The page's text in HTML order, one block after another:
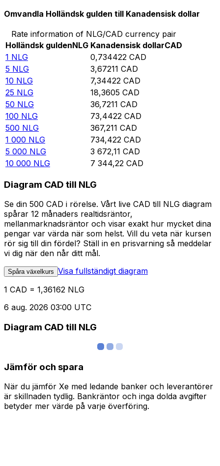
Omvandla Holländsk gulden till Kanadensisk dollar
Rate information of NLG/CAD currency pair
Holländsk guldenNLG Kanadensisk dollarCAD
1 NLG 0,734422 CAD
5 NLG 3,67211 CAD
10 NLG 7,34422 CAD
25 NLG 18,3605 CAD
50 NLG 36,7211 CAD
100 NLG 73,4422 CAD
500 NLG 367,211 CAD
1 000 NLG 734,422 CAD
5 000 NLG 3 672,11 CAD
10 000 NLG 7 344,22 CAD
Diagram CAD till NLG
Se din 500 CAD i rörelse. Vårt live CAD till NLG diagram
spårar 12 månaders realtidsräntor,
mellanmarknadsräntor och visar exakt hur mycket dina
pengar var värda när som helst. Vill du veta när kursen
rör sig till din fördel? Ställ in en prisvarning så meddelar
vi dig när den når ditt mål.
Spåra växelkurs Visa fullständigt diagram
1 CAD = 1,36162 NLG
6 aug. 2026 03:00 UTC
Diagram CAD till NLG
Jämför och spara
När du jämför Xe med ledande banker och leverantörer
är skillnaden tydlig. Bankräntor och inga dolda avgifter
betyder mer värde på varje överföring.